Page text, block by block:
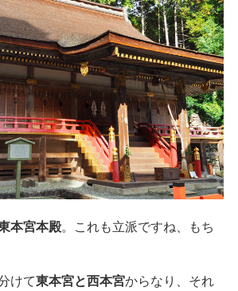
本宮本殿。これも立派ですね、もち
けて東本宮と西本宮からなり、それ